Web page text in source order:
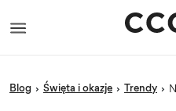
blog › Święta i okazje › trendy ›